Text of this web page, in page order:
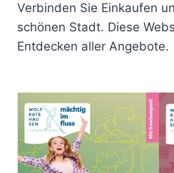
Verbinden Sie Einkaufen
schönen Stadt. Diese
Entdecken aller Angebote.